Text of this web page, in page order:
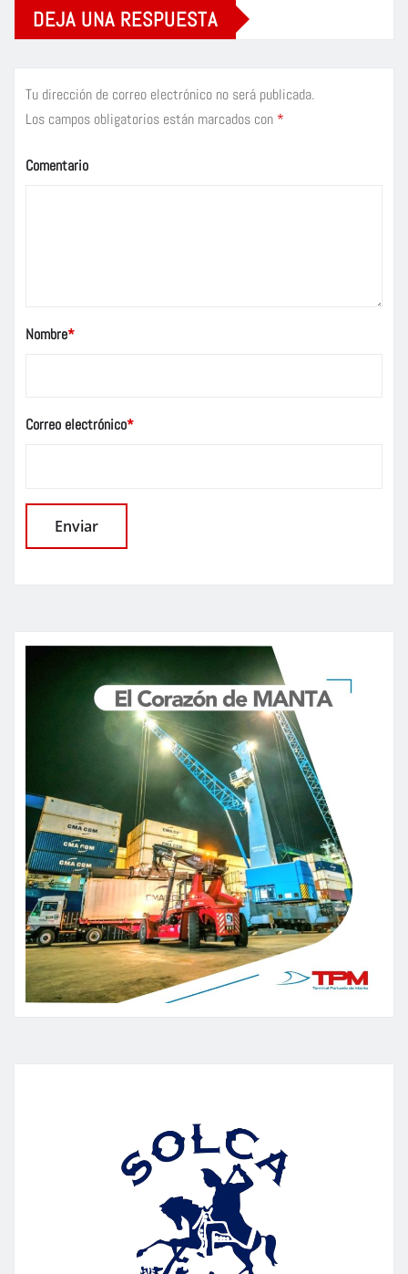
DEJA UNA RESPUESTA
Tu dirección de correo electrónico no será publicada.
Los campos obligatorios están marcados con *
Comentario
Nombre*
Correo electrónico*